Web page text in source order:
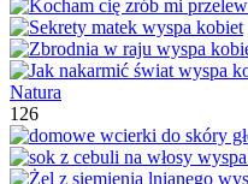
Natura
126